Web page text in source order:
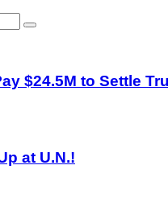
$24.5M to Settle
at U.N.!